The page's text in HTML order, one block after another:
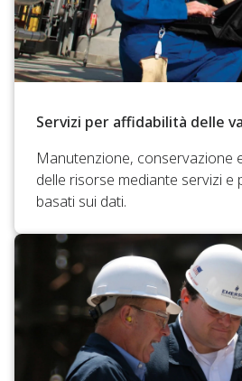
Servizi per affidabilità delle
Manutenzione, conservazione
delle risorse mediante servizi e
basati sui dati.